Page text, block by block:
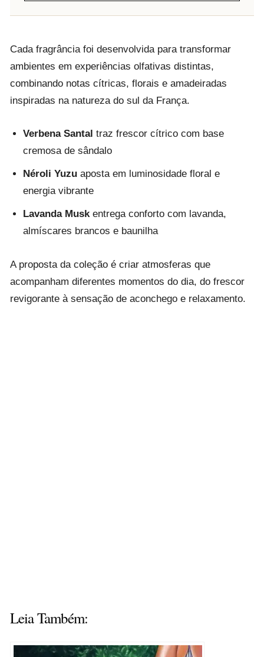
Cada fragrância foi desenvolvida para transformar
ambientes em experiências olfativas distintas,
combinando notas cítricas, florais e amadeiradas
inspiradas na natureza do sul da França.
Verbena Santal traz frescor cítrico com base
cremosa de sândalo
Néroli Yuzu aposta em luminosidade floral e
energia vibrante
Lavanda Musk entrega conforto com lavanda,
almíscares brancos e baunilha
A proposta da coleção é criar atmosferas que
acompanham diferentes momentos do dia, do frescor
revigorante à sensação de aconchego e relaxamento.
Leia Também: